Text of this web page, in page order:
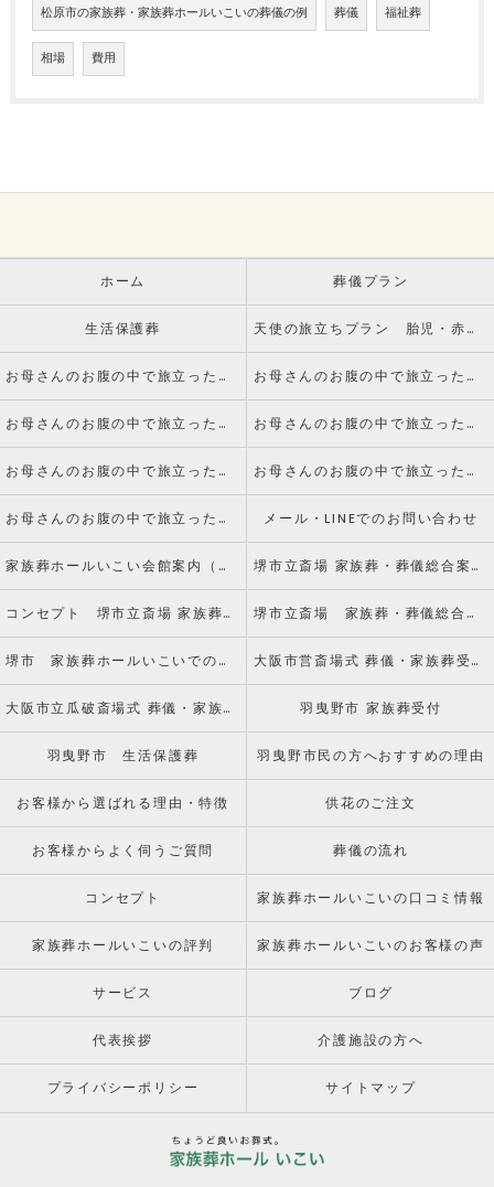
松原市の家族葬・家族葬ホールいこいの葬儀の例 葬儀 福祉葬
相場 費用
ホーム 葬儀プラン
生活保護葬 天使の旅立ちプラン 胎児・赤ちゃんのお葬式
お母さんのお腹の中で旅立った赤ちゃんのご葬儀についてvol.1 死産とは お母さんのお腹の中で旅立った赤ちゃんのご葬儀についてvol.2 火葬手続きについて
お母さんのお腹の中で旅立った赤ちゃんのご葬儀についてvol.3 葬儀について お母さんのお腹の中で旅立った赤ちゃんのご葬儀についてvol.4 副葬品について
お母さんのお腹の中で旅立った赤ちゃんのご葬儀についてvol.5 火葬について お母さんのお腹の中で旅立った赤ちゃんのご葬儀についてvol.6 納骨について
お母さんのお腹の中で旅立った赤ちゃんのご葬儀についてvol.7 水子供養とは メール・LINEでのお問い合わせ
家族葬ホールいこい会館案内（アクセス） 堺市立斎場 家族葬・葬儀総合案内窓口
コンセプト 堺市立斎場 家族葬・葬儀総合案内窓口 堺市立斎場 家族葬・葬儀総合案内窓口のお客様からの声
堺市 家族葬ホールいこいでのお葬式 大阪市営斎場式 葬儀・家族葬受付窓口
大阪市立瓜破斎場式 葬儀・家族葬受付窓口 羽曳野市 家族葬受付
羽曳野市 生活保護葬 羽曳野市民の方へおすすめの理由
お客様から選ばれる理由・特徴 供花のご注文
お客様からよく伺うご質問 葬儀の流れ
コンセプト 家族葬ホールいこいの口コミ情報
家族葬ホールいこいの評判 家族葬ホールいこいのお客様の声
サービス ブログ
代表挨拶 介護施設の方へ
プライバシーポリシー サイトマップ